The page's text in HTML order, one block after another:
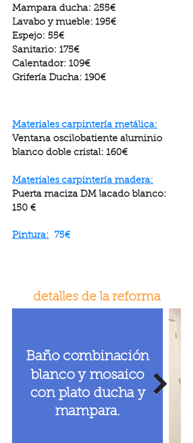
Mampara ducha: 255€
Lavabo y mueble: 195€
Espejo: 55€
Sanitario: 175€
Calentador: 109€
Grifería Ducha: 190€
Materiales carpintería metálica:
Ventana oscilobatiente aluminio
blanco doble cristal: 160€
Materiales carpintería madera:
Puerta maciza DM lacado blanco:
150 €
Pintura: 75€
detalles de la reforma
Baño combinación
blanco y mosaico
con plato ducha y
mampara.